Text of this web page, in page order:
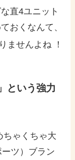
直4ユニット
おくなんて、
ませんよね ！
という強力
ちゃくちゃ大
ツ）ブラン